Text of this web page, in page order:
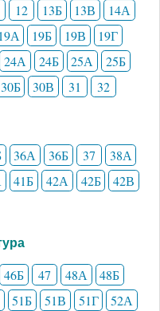
12 13Б 13В
14А
19А 19Б 19В
19Г
24А 24Б 25А
25Б
30Б 30В 31 32
36А 36Б 37
38А
41Б 42А 42Б
42В
46Б 47 48А
48Б
51Б 51В 51Г
52А